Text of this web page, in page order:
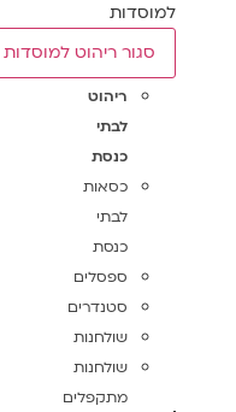
למוסדות
סגור ריהוט למוסדות
ריהוט
לבתי
כנסת
כסאות
לבתי
כנסת
ספסלים
סטנדרים
שולחנות
שולחנות
מתקפלים